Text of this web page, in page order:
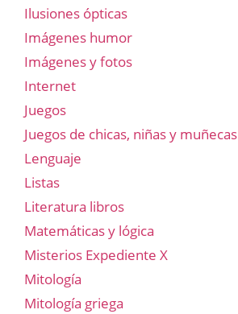
Ilusiones ópticas
Imágenes humor
Imágenes y fotos
Internet
Juegos
Juegos de chicas, niñas y muñecas
Lenguaje
Listas
Literatura libros
Matemáticas y lógica
Misterios Expediente X
Mitología
Mitología griega